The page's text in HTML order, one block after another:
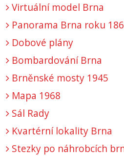
Virtuální model Brna
Panorama Brna roku
Dobové plány
Bombardování Brna
Brněnské mosty 1945
Mapa 1968
Sál Rady
Kvartérní lokality Brna
Stezky po náhrobcích